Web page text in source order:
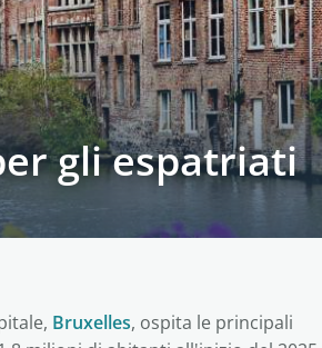
gli espatriati
Bruxelles, ospita le principali